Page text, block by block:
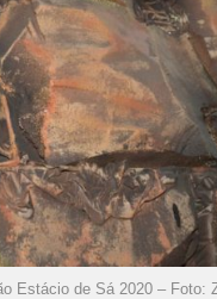
Estácio de Sá 2020 – Foto: